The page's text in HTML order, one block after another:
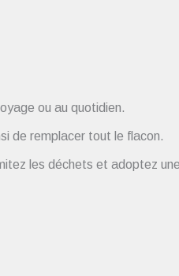
ou au quotidien.
de remplacer tout le flacon.
les déchets et adoptez